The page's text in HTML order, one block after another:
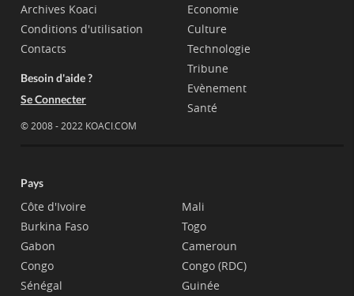
Archives Koaci
Conditions d'utilisation
Contacts
Besoin d'aide ?
Se Connecter
© 2008 - 2022 KOACI.COM
Economie
Culture
Technologie
Tribune
Evènement
Santé
Pays
Côte d'Ivoire
Burkina Faso
Gabon
Congo
Sénégal
Mali
Togo
Cameroun
Congo (RDC)
Guinée